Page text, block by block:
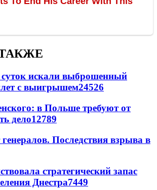
искали выброшенный
с выигрышем24526
в Польше требуют от
дело12789
Последствия взрыва в
стратегический запас
Днестра7449